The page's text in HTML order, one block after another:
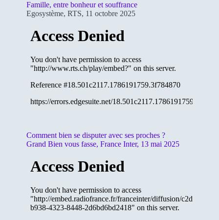
Famille, entre bonheur et souffrance
Egosystème, RTS, 11 octobre 2025
Comment bien se disputer avec ses proches ?
Grand Bien vous fasse, France Inter, 13 mai 2025